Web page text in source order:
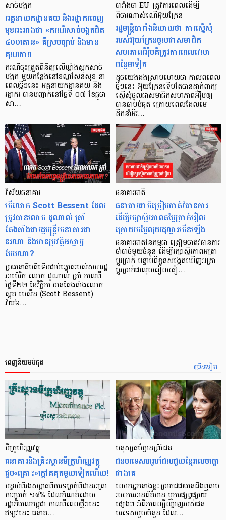
សាច់បង្កក
អគ្គនាយកដ្ឋានគយ និងរដ្ឋាករចេញ
មុខអះអាងថា «ករណីសាច់បង្កកជិត
៤០០តោន» គឺស្របច្បាប់ និងមាន
គុណភាព
ករណីចុះត្រួតពិនិត្យលើឃ្លាំងស្ដុកសាច់
បង្កក មួយកន្លែងនៅខណ្ឌសែនសុខ នា
ពេលថ្មីៗនេះ អគ្គនាយកដ្ឋានគយ និង
រដ្ឋាករ បានបញ្ជាក់នៅថ្ងៃទី ០៧ ខែធ្នូថា
សា…
បារាំងថា EU ត្រូវការពេលដើម្បី
ពិចារណាសំណើអ៊ុយក្រែន
រដ្ឋមន្ត្រីបារាំងនិយាយថា ការស្នើសុំ
របស់អ៊ុយក្រែនចូលជាសមាជិក
សហភាពអឺរ៉ុបគឺត្រូវការពេលវេលា
បន្ថែមទៀត
ដូចយើងដឹងស្រាប់ហើយថា កាលពីពេល
ថ្មីៗនេះ អ៊ុយក្រែនទើបតែបានដាក់ពាក្យ
ស្នើសុំចូលជាសមាជិកសហភាពអឺរ៉ុបឲ្យ
បានឆាប់បំផុត ក្រោយពេលដែលមេ
ដឹកនាំអឺរ…
វិស័យធនាគារ
តើលោក Scott Bessent ដែល
ត្រូវបានលោក ដូណាល់ ត្រាំ
តែងតាំងជារដ្ឋមន្ត្រីរតនាគារជា
នរណា និងមានប្រវត្តិអស្ចារ្យ
បែបណា?
ប្រធានាធិបតីទើបជាប់ឆ្នោតរបស់សហរដ្ឋ
អាម៉េរិក លោក ដូណាល់ ត្រាំ កាលពី
ថ្ងៃទី២២ ខែវិច្ឆិកា បានតែងតាំងលោក
ស្កុត បេសឹន (Scott Bessent)
វ័យ៦…
ធនាគារជាតិ
ធនាគារជាតិត្រៀមចាត់វិធានការ
ដើម្បីរក្សាស្ថិរភាពតម្លៃប្រាក់រៀល
ក្រោយតម្លៃលុយដុល្លារកើនឡើង
ធនាគារជាតិនៃកម្ពុជា ត្រៀមចាត់វិធានការ
ចាំបាច់មួយចំនួន ដើម្បីរក្សាស្ថិរភាពអត្រា
ប្តូរប្រាក់ បន្ទាប់ពីខ្លួនសង្កេតឃើញអត្រា
ប្តូរប្រាក់ជាលុយរៀលធៀ…
ច្រើនទៀត
ពេញនិយមបំផុត
មីក្រូ​ហិរញ្ញវត្ថុ
ធនាគារ​និង​គ្រឹះស្ថាន​មីក្រូ​ហិរញ្ញវត្ថុ​
ជួប«គ្រោះ»ក្តៅ​គគុក​មួយ​ទៀត​ហើយ!
បន្ទាប់​ពី​រង​សម្ពាធ​​ពី​ការ​ទម្លាក់​ពិដាន​អត្រា​
ការ​ប្រាក់ ១៨​% ដែល​កំណត់​ដោយ​
រដ្ឋាភិបាល​កម្ពុជា កាល​ពី​ពេល​ថ្មីៗ​នេះ
ឥឡូវ​នេះ ធនាគ…
មនុស្ស​ធម៌​គ្មាន​ព្រំដែន
ជន​បរទេស​៣​រូប​ដែល​ជួយ​ខ្មែរ​លេច​ធ្លោ​
ជាង​គេ
លោកអ្នក​នាង​ខ្លះ​ប្រាកដ​ជា​បាន​​ដឹង​ឮ​តាម​
រយៈ​ការ​អាន​ព័ត៌មាន ឬ​ការ​ផ្សព្វផ្សាយ​
ផ្សេងៗ អំពី​ភាព​ល្បីល្បាញ​របស់​ជន​
បរទេស​មួយ​ចំនួន ដែល…